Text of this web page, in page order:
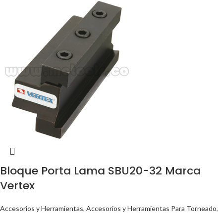
Bloque Porta Lama SBU20-32 Marca
Vertex
Accesorios y Herramientas, Accesorios y Herramientas Para Torneado,